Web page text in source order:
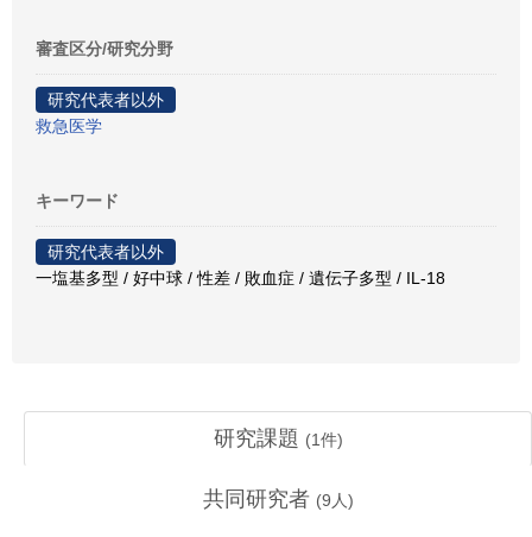
審査区分/研究分野
研究代表者以外
救急医学
キーワード
研究代表者以外
一塩基多型 / 好中球 / 性差 / 敗血症 / 遺伝子多型 / IL-18
研究課題 (1件)
共同研究者 (9 人)